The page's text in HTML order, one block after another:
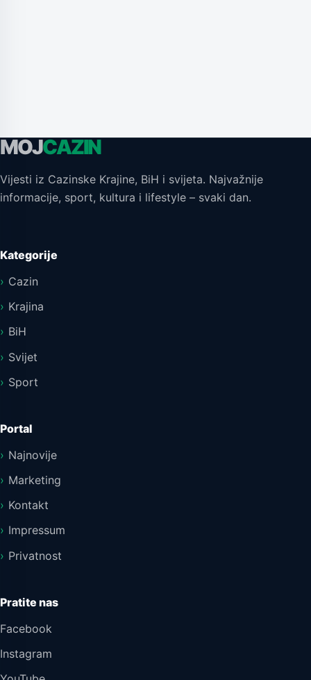
MOJCAZIN
Vijesti iz Cazinske Krajine, BiH i svijeta. Najvažnije
informacije, sport, kultura i lifestyle – svaki dan.
Kategorije
Cazin
Krajina
BiH
Svijet
Sport
Portal
Najnovije
Marketing
Kontakt
Impressum
Privatnost
Pratite nas
Facebook
Instagram